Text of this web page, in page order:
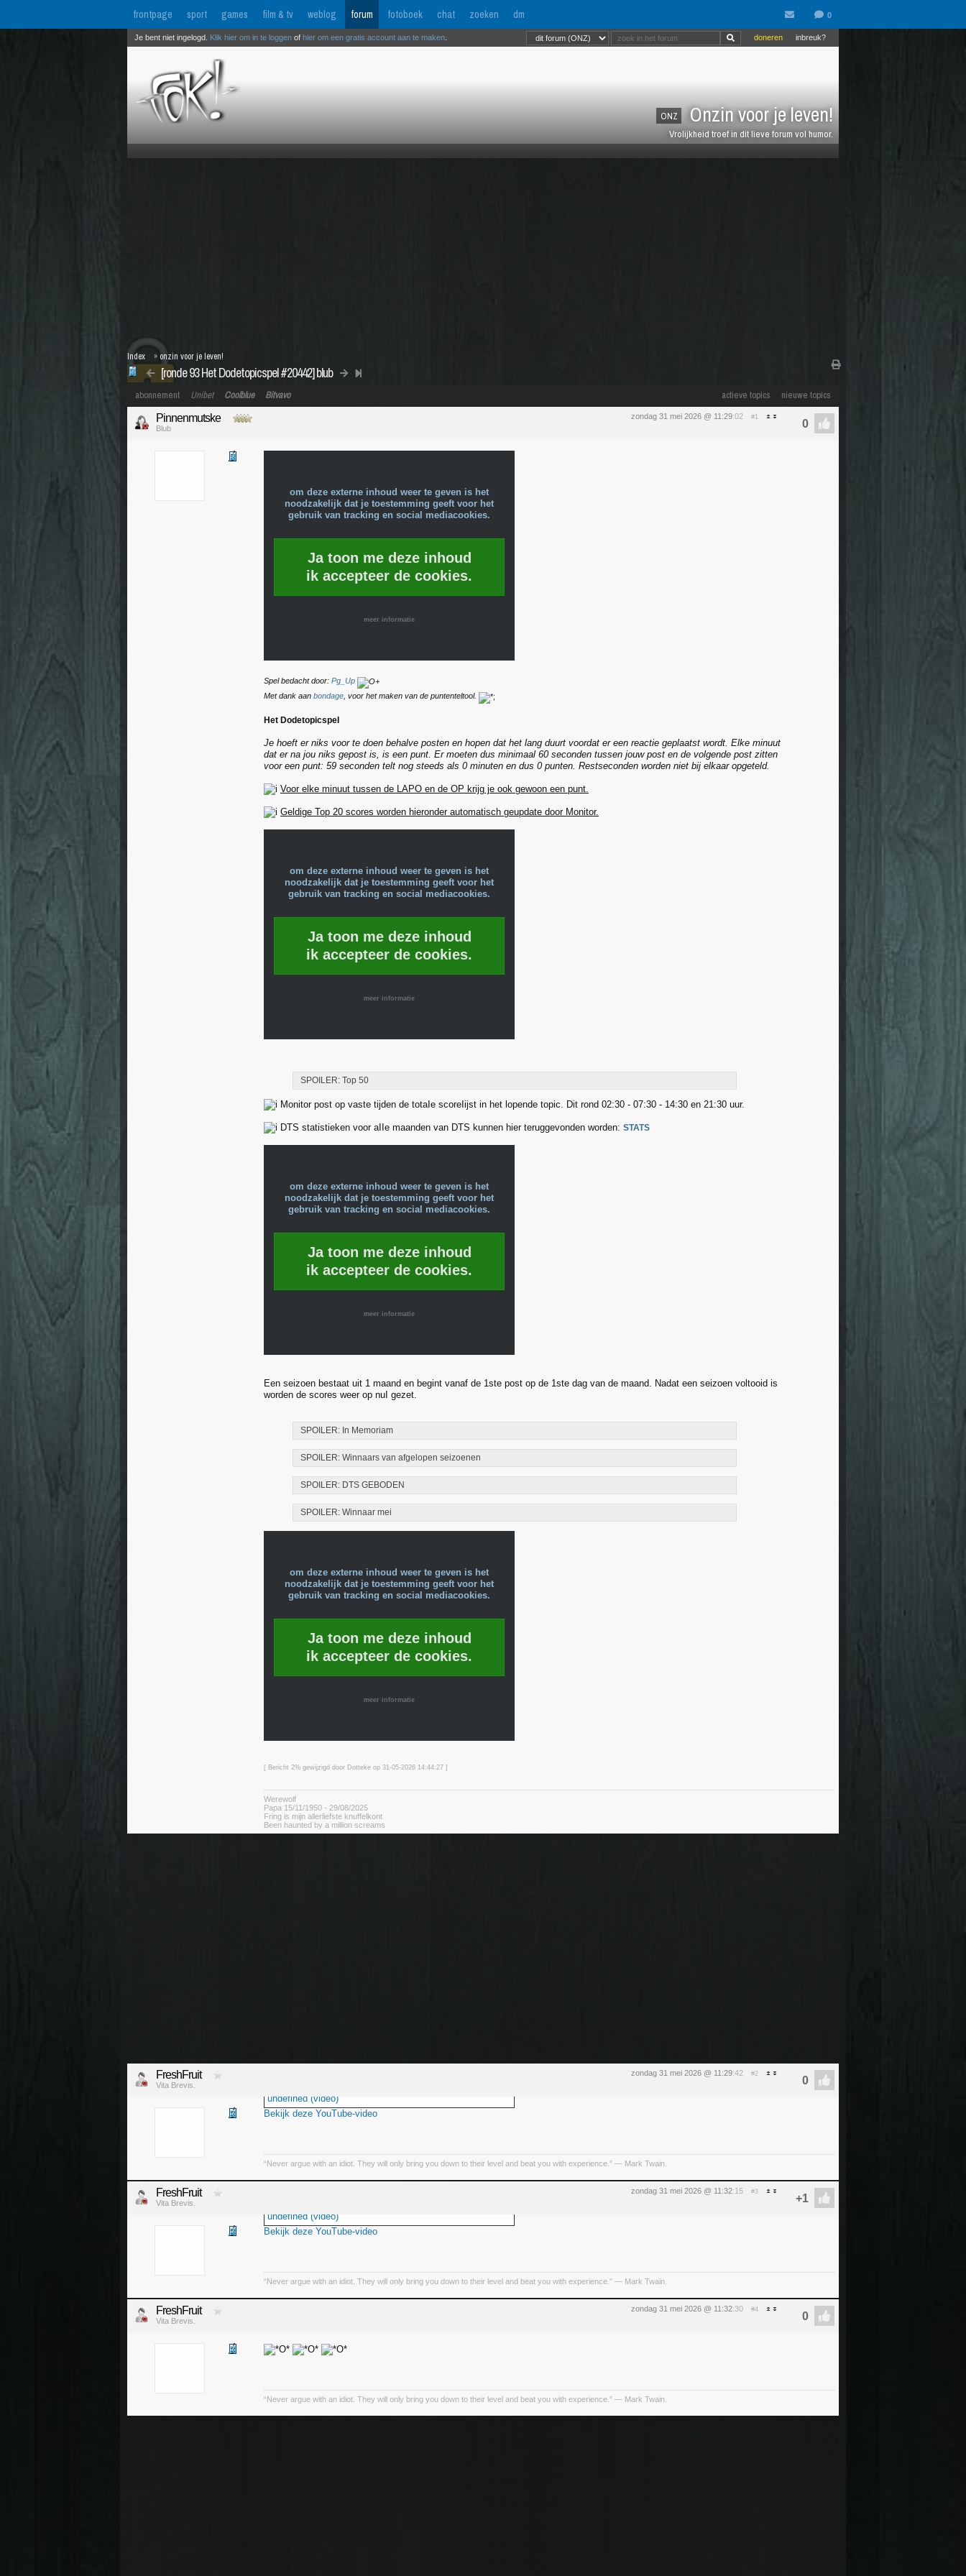
frontpage sport games film & tv weblog forum fotoboek chat zoeken dm
ONZ Onzin voor je leven!
Vrolijkheid troef in dit lieve forum vol humor.
inbreuk?
doneren
Je bent niet ingelogd. Klik hier om in te loggen of hier om een gratis account aan te maken
[ronde 93 Het Dodetopicspel #20442] blub
Index » onzin voor je leven!
actieve topics nieuwe topics
abonnement Unibet Coolblue Bitvavo
zondag 31 mei 2026 @ 11:29:02 #1
Pinnenmutske
Blub
om deze externe inhoud weer te geven is het
noodzakelijk dat je toestemming geeft voor het
gebruik van tracking en social mediacookies.
Ja toon me deze inhoud
ik accepteer de cookies.
meer informatie
Spel bedacht door: Pg_Up
Met dank aan bondage , voor het maken van de puntenteltool.
Het DodetopicspeI
Je hoeft er niks voor te doen behalve posten en hopen dat het lang duurt voordat er een reactie geplaatst wordt. Elke minuut
dat er na jou niks gepost is, is een punt. Er moeten dus minimaal 60 seconden tussen jouw post en de volgende post zitten
voor een punt: 59 seconden telt nog steeds als 0 minuten en dus 0 punten. Restseconden worden niet bij elkaar opgeteld.
Voor elke minuut tussen de LAPO en de OP krijg je ook gewoon een punt.
Geldige Top 20 scores worden hieronder automatisch geupdate door Monitor.
om deze externe inhoud weer te geven is het
noodzakelijk dat je toestemming geeft voor het
gebruik van tracking en social mediacookies.
Ja toon me deze inhoud
ik accepteer de cookies.
meer informatie
SPOILER: Top 50
Monitor post op vaste tijden de totaIe scoreIijst in het lopende topic. Dit rond 02:30 - 07:30 - 14:30 en 21:30 uur.
DTS statistieken voor aIIe maanden van DTS kunnen hier teruggevonden worden: STATS
om deze externe inhoud weer te geven is het
noodzakelijk dat je toestemming geeft voor het
gebruik van tracking en social mediacookies.
Ja toon me deze inhoud
ik accepteer de cookies.
meer informatie
Een seizoen bestaat uit 1 maand en begint vanaf de 1ste post op de 1ste dag van de maand. Nadat een seizoen voltooid is
worden de scores weer op nuI gezet.
SPOILER: In Memoriam
SPOILER: Winnaars van afgelopen seizoenen
SPOILER: DTS GEBODEN
SPOILER: Winnaar mei
om deze externe inhoud weer te geven is het
noodzakelijk dat je toestemming geeft voor het
gebruik van tracking en social mediacookies.
Ja toon me deze inhoud
ik accepteer de cookies.
meer informatie
[ Bericht 2% gewijzigd door Dotteke op 31-05-2026 14:44:27 ]
Werewolf
Papa 15/11/1950 - 29/08/2025
Fring is mijn allerliefste knuffelkont
Been haunted by a million screams
zondag 31 mei 2026 @ 11:29:42 #2
FreshFruit
Vita Brevis.
undefined (video)
Bekijk deze YouTube-video
“Never argue with an idiot. They will only bring you down to their level and beat you with experience.” ― Mark Twain.
zondag 31 mei 2026 @ 11:32:15 #3
FreshFruit
Vita Brevis.
undefined (video)
Bekijk deze YouTube-video
“Never argue with an idiot. They will only bring you down to their level and beat you with experience.” ― Mark Twain.
zondag 31 mei 2026 @ 11:32:30 #4
FreshFruit
Vita Brevis.
“Never argue with an idiot. They will only bring you down to their level and beat you with experience.” ― Mark Twain.